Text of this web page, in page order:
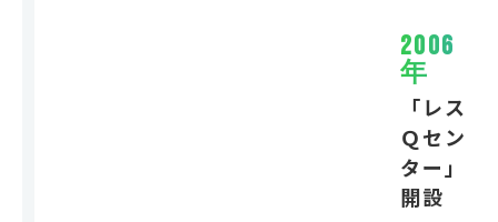
2006
年
「レス
Ｑセン
ター」
開設